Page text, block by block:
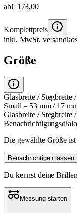
ab€ 178,00
Komplettpreis
inkl. MwSt.
Größe
Glasbreite / Stegbreite
Small – 53 mm / 17
Glasbreite / Stegbreite
Die gewählte Größe
Benachrichtigen lassen
Du kennst deine
Messung starten